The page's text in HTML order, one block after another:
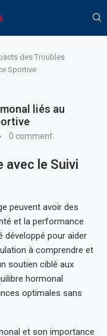
des Troubles
Sportive
liés au
0 comment
avec le Suivi
peuvent avoir des
et la performance
développé pour aider
à comprendre et
soutien ciblé aux
hormonal
optimales sans
et son importance